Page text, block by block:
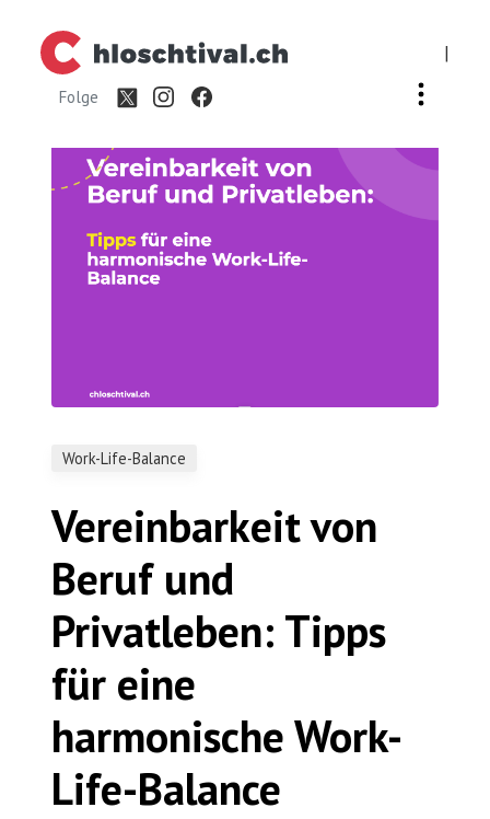
|
Folge
Work-Life-Balance
Vereinbarkeit von
Beruf und
Privatleben: Tipps
für eine
harmonische Work-
Life-Balance